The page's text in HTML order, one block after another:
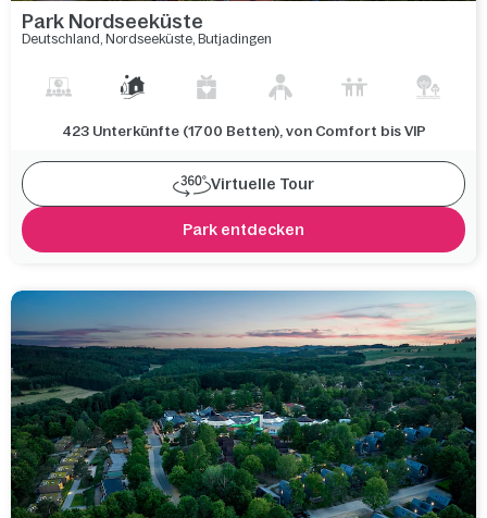
Park Nordseeküste
Deutschland Nordseeküste Butjadingen
423 Unterkünfte (1700 Betten), von Comfort bis VIP
Virtuelle Tour
Park entdecken